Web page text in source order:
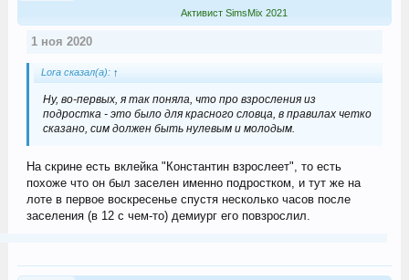
Активист SimsMix 2021
1 ноя 2020
Lora сказал(а): ↑
Ну, во-первых, я так поняла, что про взросления из
подростка - это было для красного словца, в правилах четко
сказано, сим должен быть нулевым и молодым.
На скрине есть вклейка "Константин взрослеет", то есть
похоже что он был заселен именно подростком, и тут же на
лоте в первое воскресенье спустя несколько часов после
заселения (в 12 с чем-то) демиург его повзрослил.